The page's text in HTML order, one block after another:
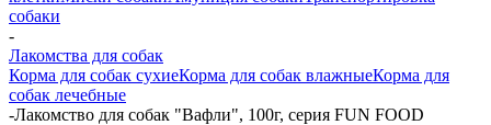
собаки
-
Лакомства для собак
Корма для собак сухиеКорма для собак влажныеКорма для
собак лечебные
-Лакомство для собак "Вафли", 100г, серия FUN FOOD